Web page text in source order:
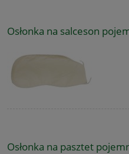
Osłonka na salceson
Osłonka na pasztet